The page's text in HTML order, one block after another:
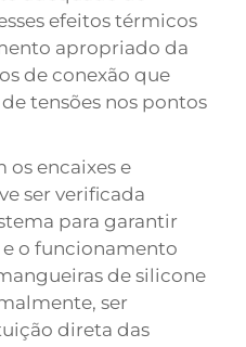
efeitos térmicos
apropriado da
de conexão que
tensões nos pontos
encaixes e
ser verificada
para garantir
o funcionamento
de silicone
ser
direta das